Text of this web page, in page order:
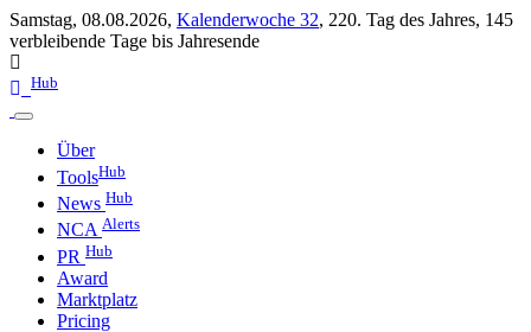
Samstag, 08.08.2026, Kalenderwoche 32, 220. Tag des Jahres, 145
verbleibende Tage bis Jahresende
Hub
Über
ToolsHub
News Hub
NCA Alerts
PR Hub
Award
Marktplatz
Pricing